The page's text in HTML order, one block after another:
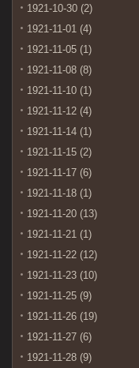
1921-10-30 (2)
1921-11-01 (4)
1921-11-05 (1)
1921-11-08 (8)
1921-11-10 (1)
1921-11-12 (4)
1921-11-14 (1)
1921-11-15 (2)
1921-11-17 (6)
1921-11-18 (1)
1921-11-20 (13)
1921-11-21 (1)
1921-11-22 (12)
1921-11-23 (10)
1921-11-25 (9)
1921-11-26 (19)
1921-11-27 (6)
1921-11-28 (9)